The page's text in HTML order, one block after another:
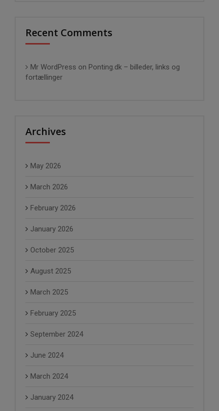
Recent Comments
Mr WordPress on Ponting.dk – billeder, links og
fortællinger
Archives
May 2026
March 2026
February 2026
January 2026
October 2025
August 2025
March 2025
February 2025
September 2024
June 2024
March 2024
January 2024